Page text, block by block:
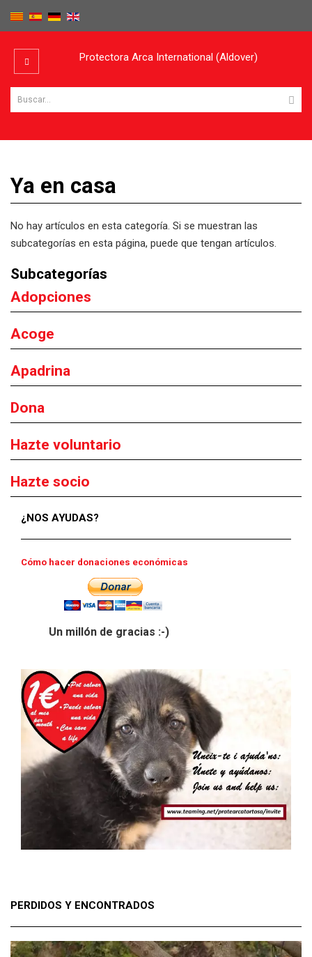
Protectora Arca International (Aldover)
Ya en casa
No hay artículos en esta categoría. Si se muestran las
subcategorías en esta página, puede que tengan artículos.
Subcategorías
Adopciones
Acoge
Apadrina
Dona
Hazte voluntario
Hazte socio
¿NOS AYUDAS?
Cómo hacer donaciones económicas
Un millón de gracias :-)
PERDIDOS Y ENCONTRADOS